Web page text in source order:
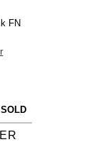
FN
SOLD